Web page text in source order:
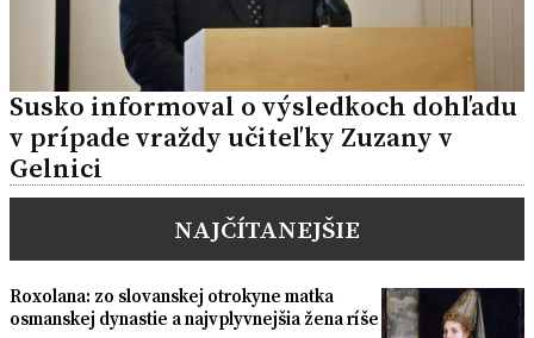
Susko informoval o výsledkoch dohľadu
v prípade vraždy učiteľky Zuzany v
Gelnici
NAJČÍTANEJŠIE
Roxolana: zo slovanskej otrokyne matka
osmanskej dynastie a najvplyvnejšia žena ríše